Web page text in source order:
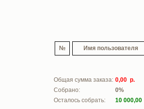
№ Имя пользователя
Общая сумма заказа: 0,00 р.
Собрано:
0%
Осталось собрать:
10